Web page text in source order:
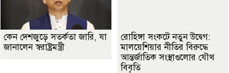
কেন দেশজুড়ে সতর্কতা জারি, যা
জানালেন স্বরাষ্ট্রমন্ত্রী
রোহিঙ্গা সংকটে নতুন উদ্বেগ:
মালয়েশিয়ার নীতির বিরুদ্ধে
আন্তর্জাতিক সংস্থাগুলোর যৌথ
বিবৃতি